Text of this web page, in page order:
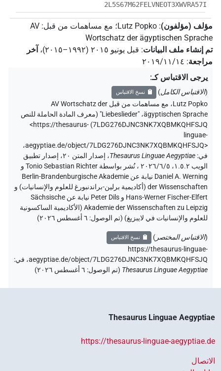
2L5S67M62FELVNEOT3XWVRA57I
مؤلف (مؤلفون):
Lutz Popko؛ مع مساهمات من قبل:
AV
Wortschatz der ägyptischen Sprache
تم إنشاء ملف البيانات: قبل يونيو ۲۰۱٥ (۱۹۹۲–۲۰۱٥) ، آخر
مراجعة: ٢٠١٩/١١/١٤
يرجى الاقتباس كـ:
(الاقتباس الكامل) نسخ الاقتباس
Lutz Popko، مع مساهمات من قبل AV Wortschatz der
ägyptischen Sprache، "Liebeslieder" (
معرف المادة الحاملة للنص
7LDG276DJNC3NK7XQBMKQHFSJQ
)
<https://thesaurus-
linguae-
aegyptiae.de/object/7LDG276DJNC3NK7XQBMKQHFSJQ>،
في:
Thesaurus Linguae Aegyptiae،
إصدار المتن ٢٠، إصدار تطبيق
الويب ۱.٥.٢، ٢٠٢٦/٦/٥ ، نُشر بواسطة Tonio Sebastian Richter و
Daniel A. Werning نيابة عن Berlin-Brandenburgische Akademie
der Wissenschaften (أكاديمية برلين-براندنبورغ للعلوم والإنسانيات) و
Hans-Werner Fischer-Elfert و Peter Dils نيابة عن Sächsische
Akademie der Wissenschaften zu Leipzig (الأكاديمية الساكسونية
للعلوم والإنسانيات في لايبزيغ) (تم الوصول: ٦ أغسطس ٢٠٢٦ )
(الاقتباس المختصر ) نسخ الاقتباس
https://thesaurus-linguae-
aegyptiae.de/object/7LDG276DJNC3NK7XQBMKQHFSJQ، في:
Thesaurus Linguae Aegyptiae
(تم الوصول: ٦ أغسطس ٢٠٢٦ )
Thesaurus Linguae Aegyptiae
https://thesaurus-linguae-aegyptiae.de
الاتصال